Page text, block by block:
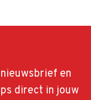
en
direct in jouw